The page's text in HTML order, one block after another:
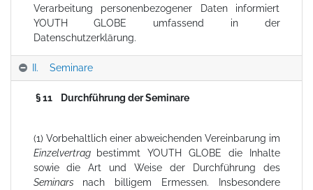
Verarbeitung personenbezogener Daten informiert
YOUTH GLOBE umfassend in der
Datenschutzerklärung.
II. Seminare
§ 11 Durchführung der Seminare
(1) Vorbehaltlich einer abweichenden Vereinbarung im
Einzelvertrag
bestimmt YOUTH GLOBE die Inhalte
sowie die Art und Weise der Durchführung des
Seminars nach billigem Ermessen. Insbesondere